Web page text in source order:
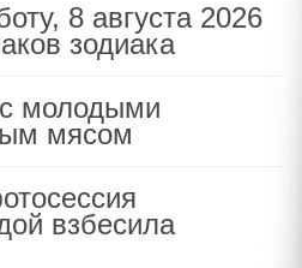
8 августа 2026
зодиака
молодыми
мясом
взбесила